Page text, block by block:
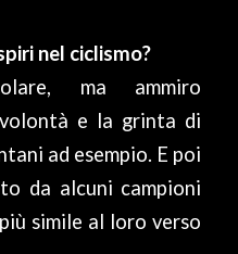
nel ciclismo?
ma ammiro
e la grinta di
ad esempio. E poi
da alcuni campioni
simile al loro verso